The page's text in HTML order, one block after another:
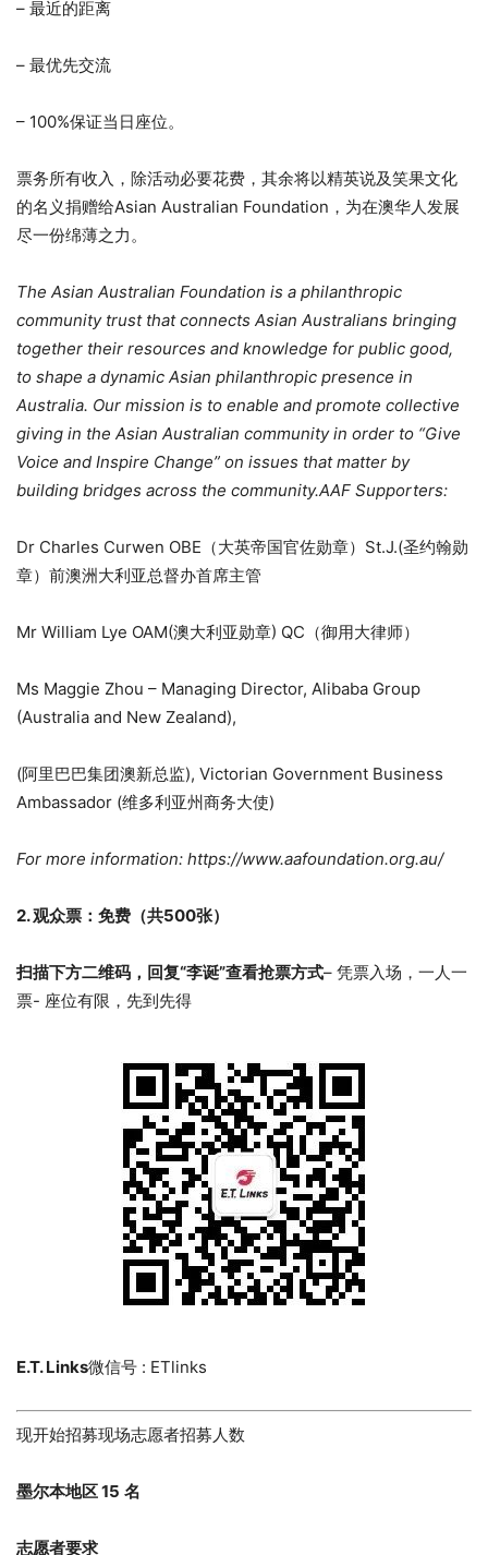
– 最近的距离
– 最优先交流
– 100%保证当日座位。
票务所有收入，除活动必要花费，其余将以精英说及笑果文化
的名义捐赠给Asian Australian Foundation，为在澳华人发展
尽一份绵薄之力。
The Asian Australian Foundation is a philanthropic
community trust that connects Asian Australians bringing
together their resources and knowledge for public good,
to shape a dynamic Asian philanthropic presence in
Australia. Our mission is to enable and promote collective
giving in the Asian Australian community in order to “Give
Voice and Inspire Change” on issues that matter by
building bridges across the community.AAF Supporters:
Dr Charles Curwen OBE（大英帝国官佐勋章）St.J.(圣约翰勋
章）前澳洲大利亚总督办首席主管
Mr William Lye OAM(澳大利亚勋章) QC（御用大律师）
Ms Maggie Zhou – Managing Director, Alibaba Group
(Australia and New Zealand),
(阿里巴巴集团澳新总监), Victorian Government Business
Ambassador (维多利亚州商务大使)
For more information: https://www.aafoundation.org.au/
2. 观众票：免费（共500张）
扫描下方二维码，回复“李诞”查看抢票方式– 凭票入场，一人一
票- 座位有限，先到先得
E.T. Links微信号 : ETlinks
现开始招募现场志愿者招募人数
墨尔本地区15 名
志愿者要求